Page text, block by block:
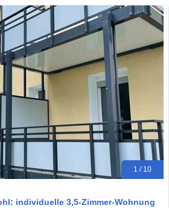
1 / 10
individuelle 3,5-Zimmer-Wohnung